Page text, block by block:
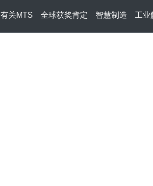
有关MTS 全球获奖肯定 智慧制造 工业